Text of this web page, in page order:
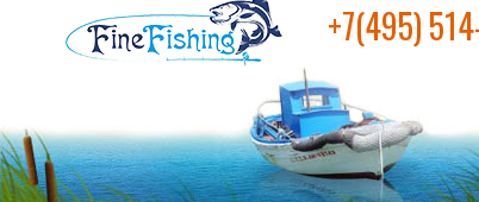
+7(495)